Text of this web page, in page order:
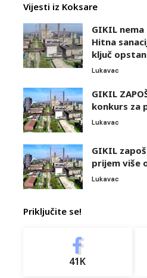
Vijesti iz Koksare
GIKIL
Hitna
ključ
Lukavac
GIKIL
konkurs za
Lukavac
GIKIL
prijem više
Lukavac
Priključite se!
41K